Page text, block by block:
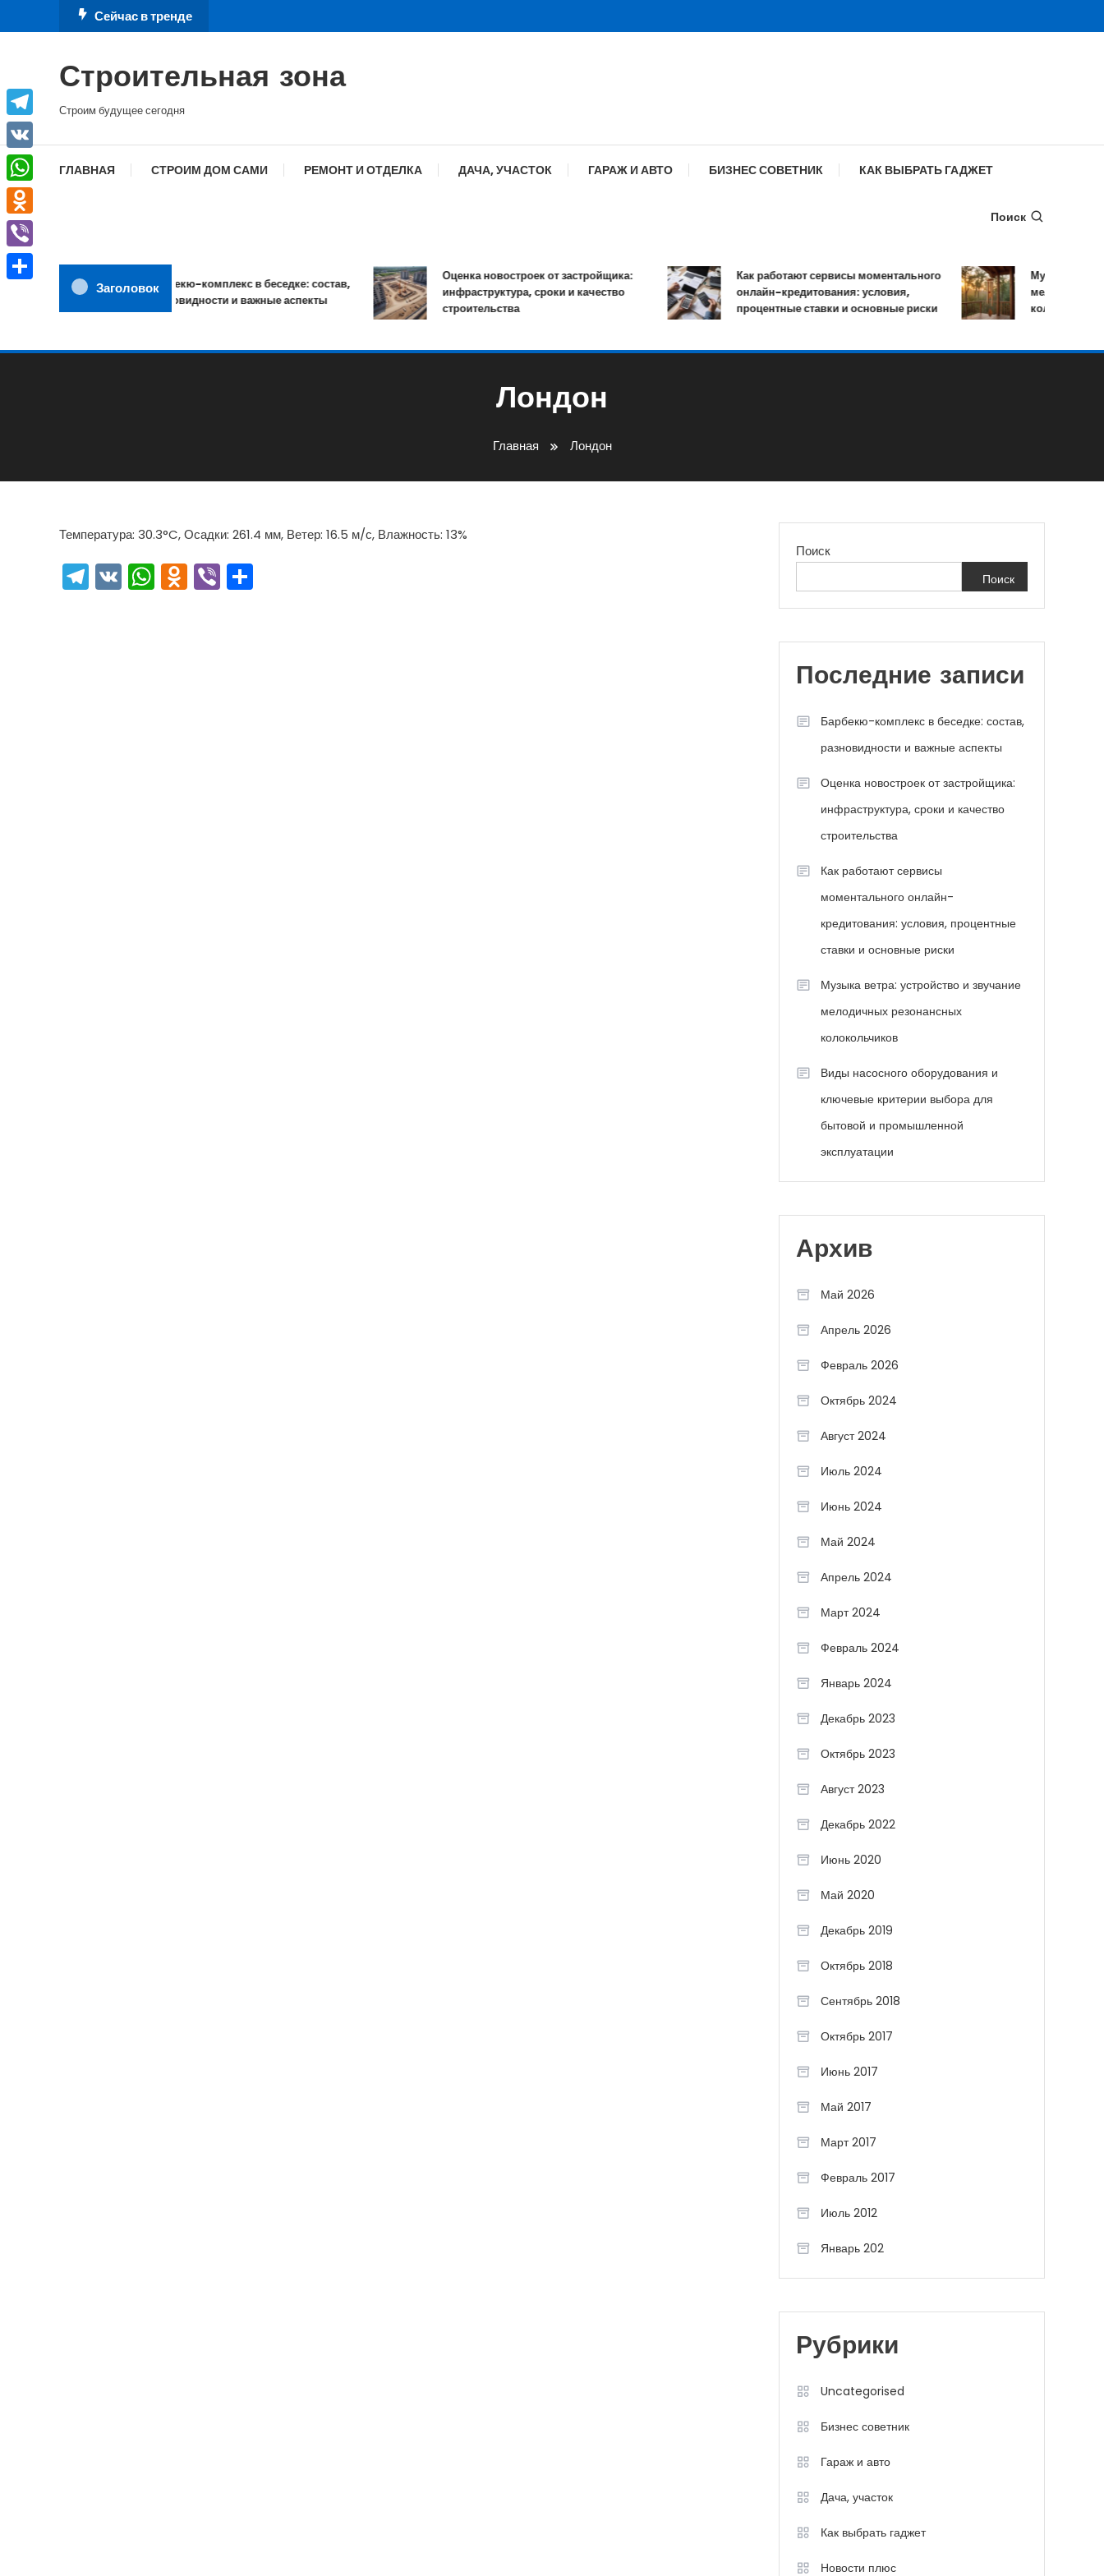
к
Сейчас в тренде
Строительная зона
Строим будущее сегодня
ГЛАВНАЯ СТРОИМ ДОМ САМИ РЕМОНТ И ОТДЕЛКА ДАЧА, УЧАСТОК ГАРАЖ И АВТО БИЗНЕС СОВЕТНИК КАК ВЫБРАТЬ ГАДЖЕТ
Поиск
ЗаголовокБарбекю-комплекс в беседке: состав,
разновидности и важные аспекты
Оценка новостроек от застройщика:
инфраструктура, сроки и качество
строительства
Как работают сервисы моментального
онлайн-кредитования: условия,
процентные ставки и основные риски
Музыка ветра:
мелодичных
колокольчиков
Лондон
Главная Лондон
Температура: 30.3°C, Осадки: 261.4 мм, Ветер: 16.5 м/с, Влажность: 13%
Telegram
VKWhatsApp
Odnoklassniki
Viber
Поиск
Поиск
Последние записи
Барбекю-комплекс в беседке: состав,
разновидности и важные аспекты
Оценка новостроек от застройщика:
инфраструктура, сроки и качество
строительства
Как работают сервисы
моментального онлайн-
кредитования: условия, процентные
ставки и основные риски
Музыка ветра: устройство и звучание
мелодичных резонансных
колокольчиков
Виды насосного оборудования и
ключевые критерии выбора для
бытовой и промышленной
эксплуатации
Архив
Май 2026
Апрель 2026
Февраль 2026
Октябрь 2024
Август 2024
Июль 2024
Июнь 2024
Май 2024
Апрель 2024
Март 2024
Февраль 2024
Январь 2024
Декабрь 2023
Октябрь 2023
Август 2023
Декабрь 2022
Июнь 2020
Май 2020
Декабрь 2019
Октябрь 2018
Сентябрь 2018
Октябрь 2017
Июнь 2017
Май 2017
Март 2017
Февраль 2017
Июль 2012
Январь 202
Рубрики
Uncategorised
Бизнес советник
Гараж и авто
Дача, участок
Как выбрать гаджет
Новости плюс
Telegram
VK
WhatsApp
Odnoklassniki
Viber